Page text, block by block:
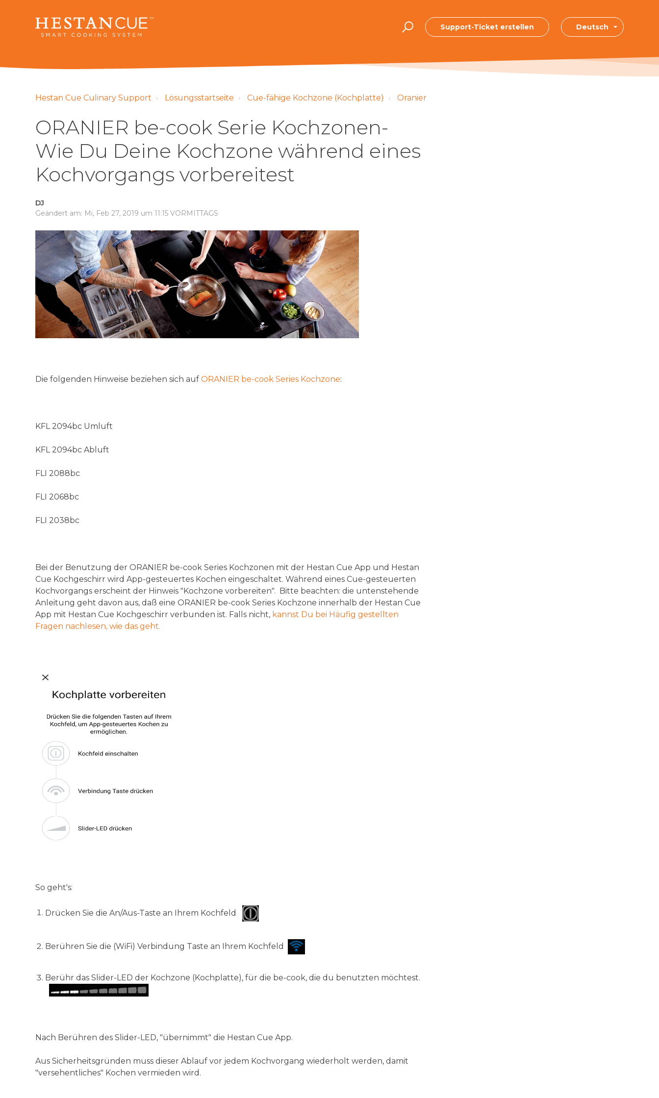
Support-Ticket erstellen Deutsch
Hestan Cue Culinary Support Lösungsstartseite Cue-fähige Kochzone (Kochplatte) Oranier
ORANIER be-cook Serie Kochzonen-
Wie Du Deine Kochzone während eines
Kochvorgangs vorbereitest
DJ
Geändert am: Mi, Feb 27, 2019 um 11:15 VORMITTAGS
Die folgenden Hinweise beziehen sich auf ORANIER be-cook Series Kochzone:
KFL 2094bc Umluft
KFL 2094bc Abluft
FLI 2088bc
FLI 2068bc
FLI 2038bc
Bei der Benutzung der ORANIER be-cook Series Kochzonen mit der Hestan Cue App und Hestan
Cue Kochgeschirr wird App-gesteuertes Kochen eingeschaltet. Während eines Cue-gesteuerten
Kochvorgangs erscheint der Hinweis "Kochzone vorbereiten". Bitte beachten: die untenstehende
Anleitung geht davon aus, daß eine ORANIER be-cook Series Kochzone innerhalb der Hestan Cue
App mit Hestan Cue Kochgeschirr verbunden ist. Falls nicht, kannst Du bei Häufig gestellten
Fragen nachlesen, wie das geht.
So geht's:
Drücken Sie die An/Aus-Taste an Ihrem Kochfeld
Berühren Sie die (WiFi) Verbindung Taste an Ihrem Kochfeld
Berühr das Slider-LED der Kochzone (Kochplatte), für die be-cook, die du benutzten möchtest.
Nach Berühren des Slider-LED, "übernimmt" die Hestan Cue App.
Aus Sicherheitsgründen muss dieser Ablauf vor jedem Kochvorgang wiederholt werden, damit
"versehentliches" Kochen vermieden wird.